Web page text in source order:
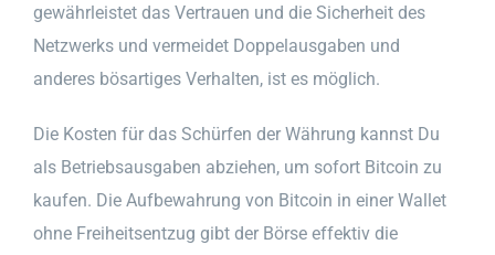
gewährleistet das Vertrauen und die Sicherheit des
Netzwerks und vermeidet Doppelausgaben und
anderes bösartiges Verhalten, ist es möglich.
Die Kosten für das Schürfen der Währung kannst Du
als Betriebsausgaben abziehen, um sofort Bitcoin zu
kaufen. Die Aufbewahrung von Bitcoin in einer Wallet
ohne Freiheitsentzug gibt der Börse effektiv die